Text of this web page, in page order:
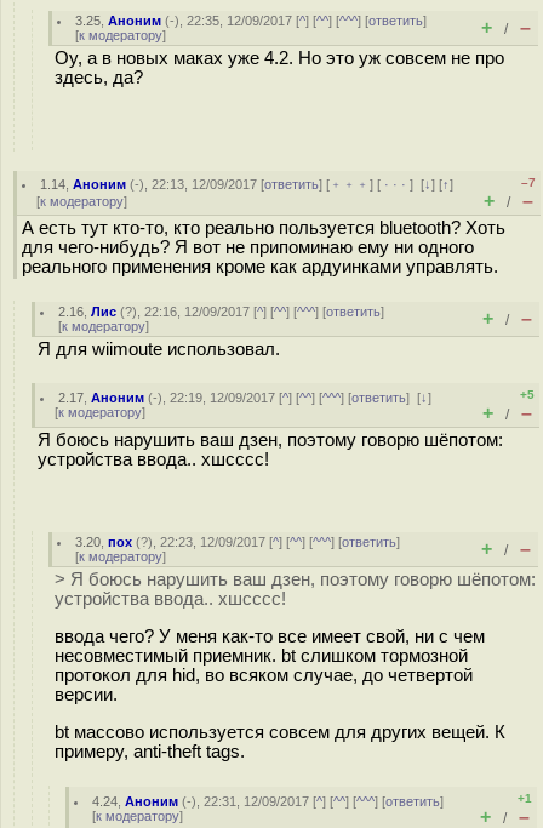
3.25 ,Аноним (-), 22:35, 12/09/2017 [^] [^^] [^^^] [ответить]
[к модератору] + / –
Оу, а в новых маках уже 4.2. Но это уж совсем не про
здесь, да?
1.14 ,Аноним (-), 22:13, 12/09/2017 [ответить] [ ﹢﹢﹢] [ · · ·][↓] [↑]
[к модератору]
–7
+ / –
А есть тут кто-то, кто реально пользуется bluetooth? Хоть
для чего-нибудь? Я вот не припоминаю ему ни одного
реального применения кроме как ардуинками управлять.
2.16 ,Лис (?), 22:16, 12/09/2017 [^] [^^] [^^^] [ответить]
[к модератору] + / –
Я для wiimoute использовал.
2.17 ,Аноним (-), 22:19, 12/09/2017 [^] [^^] [^^^] [ответить][↓]
[к модератору]
+5
+ / –
Я боюсь нарушить ваш дзен, поэтому говорю шёпотом:
устройства ввода.. хшсссс!
3.20 ,пох (?), 22:23, 12/09/2017 [^] [^^] [^^^] [ответить]
[к модератору] + / –
> Я боюсь нарушить ваш дзен, поэтому говорю шёпотом:
устройства ввода.. хшсссс!
ввода чего? У меня как-то все имеет свой, ни с чем
несовместимый приемник. bt слишком тормозной
протокол для hid, во всяком случае, до четвертой
версии.
bt массово используется совсем для других вещей. К
примеру, anti-theft tags.
4.24 ,Аноним (-), 22:31, 12/09/2017 [^] [^^] [^^^] [ответить]
[к модератору]
+1
+ / –